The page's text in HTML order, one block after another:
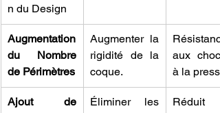
n du Design
Augmentation
du Nombre
de Périmètres
Augmenter la
rigidité de la
coque.
aux
à la
Ajout de
Éliminer les